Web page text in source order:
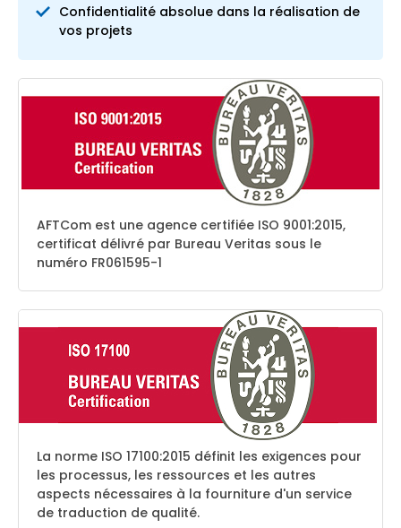
Confidentialité absolue dans la réalisation de
vos projets
AFTCom est une agence certifiée ISO 9001:2015,
certificat délivré par Bureau Veritas sous le
numéro FR061595-1
La norme ISO 17100:2015 définit les exigences pour
les processus, les ressources et les autres
aspects nécessaires à la fourniture d'un service
de traduction de qualité.